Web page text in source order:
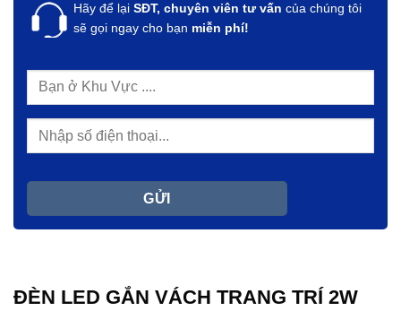
Hãy để lại SĐT, chuyên viên tư vấn của chúng tôi
sẽ gọi ngay cho bạn miễn phí!
ĐÈN LED GẮN VÁCH TRANG TRÍ 2W